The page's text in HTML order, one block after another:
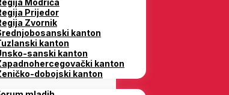
Modriča
Prijedor
Zvornik
kanton
kanton
sanski kanton
kanton
dobojski kanton